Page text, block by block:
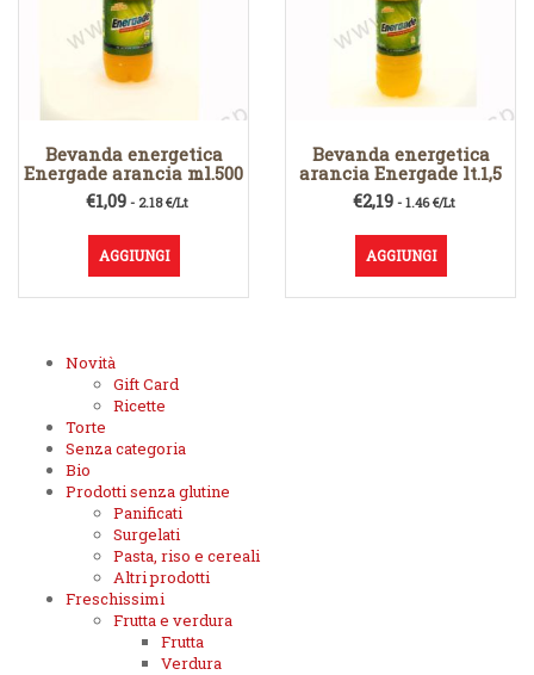
Bevanda energetica
Energade arancia ml.500
€1,09- 2.18 €/Lt
AGGIUNGI
Bevanda energetica
arancia Energade lt.1,5
€2,19- 1.46 €/Lt
AGGIUNGI
Novità
Gift Card
Ricette
Torte
Senza categoria
Bio
Prodotti senza glutine
Panificati
Surgelati
Pasta, riso e cereali
Altri prodotti
Freschissimi
Frutta e verdura
Frutta
Verdura